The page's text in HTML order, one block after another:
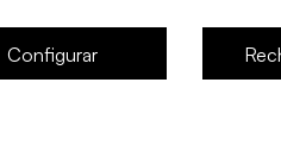
Configurar